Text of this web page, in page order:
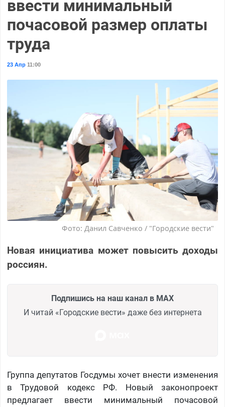
ввести минимальный
почасовой размер оплаты
труда
23 Апр11:00
Фото: Данил Савченко / "Городские вести"
Новая инициатива может повысить доходы
россиян.
Подпишись на наш канал в MAX
И читай «Городские вести» даже без интернета
Группа депутатов Госдумы хочет внести изменения
в Трудовой кодекс РФ. Новый законопроект
предлагает ввести минимальный почасовой